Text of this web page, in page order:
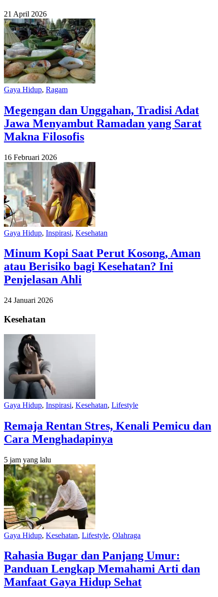
21 April 2026
Gaya Hidup, Ragam
Megengan dan Unggahan, Tradisi Adat
Jawa Menyambut Ramadan yang Sarat
Makna Filosofis
16 Februari 2026
Gaya Hidup, Inspirasi, Kesehatan
Minum Kopi Saat Perut Kosong, Aman
atau Berisiko bagi Kesehatan? Ini
Penjelasan Ahli
24 Januari 2026
Kesehatan
Gaya Hidup, Inspirasi, Kesehatan, Lifestyle
Remaja Rentan Stres, Kenali Pemicu dan
Cara Menghadapinya
5 jam yang lalu
Gaya Hidup, Kesehatan, Lifestyle, Olahraga
Rahasia Bugar dan Panjang Umur:
Panduan Lengkap Memahami Arti dan
Manfaat Gaya Hidup Sehat